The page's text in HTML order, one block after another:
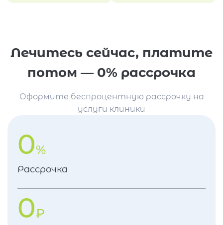
Лечитесь сейчас, платите
потом — 0% рассрочка
Оформите беспроцентную рассрочку на
услуги клиники
0%
Рассрочка
0₽